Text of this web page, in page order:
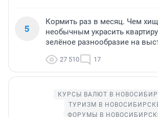
5
Кормить раз в месяц. Чем
необычным украсить
зелёное разнообразие на
27 510 17
КУРСЫ ВАЛЮТ В
ТУРИЗМ В
ФОРУМЫ В